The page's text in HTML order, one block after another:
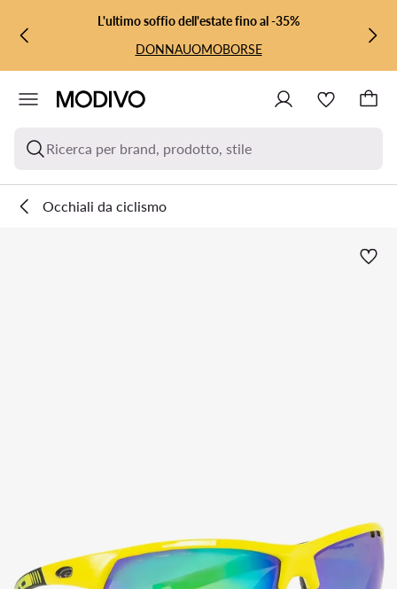
VAI AL CONTENUTO PRINCIPALE
VAI ALLA RICERCAL'ultimo soffio dell'estate fino al -35%
DONNAUOMOBORSE
Ricerca per brand, prodotto, stile
Occhiali da ciclismo